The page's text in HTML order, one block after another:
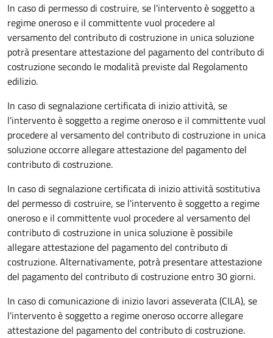
In caso di permesso di costruire, se l'intervento è soggetto a
regime oneroso e il committente vuol procedere al
versamento del contributo di costruzione in unica soluzione
potrà presentare attestazione del pagamento del contributo di
costruzione secondo le modalità previste dal Regolamento
edilizio.
In caso di segnalazione certificata di inizio attività, se
l'intervento è soggetto a regime oneroso e il committente vuol
procedere al versamento del contributo di costruzione in unica
soluzione occorre allegare attestazione del pagamento del
contributo di costruzione.
In caso di segnalazione certificata di inizio attività sostitutiva
del permesso di costruire, se l'intervento è soggetto a regime
oneroso e il committente vuol procedere al versamento del
contributo di costruzione in unica soluzione è possibile
allegare attestazione del pagamento del contributo di
costruzione. Alternativamente, potrà presentare attestazione
del pagamento del contributo di costruzione entro 30 giorni.
In caso di comunicazione di inizio lavori asseverata (CILA), se
l'intervento è soggetto a regime oneroso occorre allegare
attestazione del pagamento del contributo di costruzione.